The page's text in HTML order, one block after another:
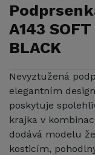
A143
BLACK
Nevyztužená
elegantním
poskytuje
krajka v
dodává modelu
kosticím,